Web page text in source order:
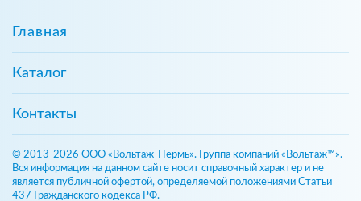
Главная
Каталог
Контакты
© 2013-2026 ООО «Вольтаж-Пермь». Группа компаний «Вольтаж™».
Вся информация на данном сайте носит справочный характер и не
является публичной офертой, определяемой положениями Статьи
437 Гражданского кодекса РФ.